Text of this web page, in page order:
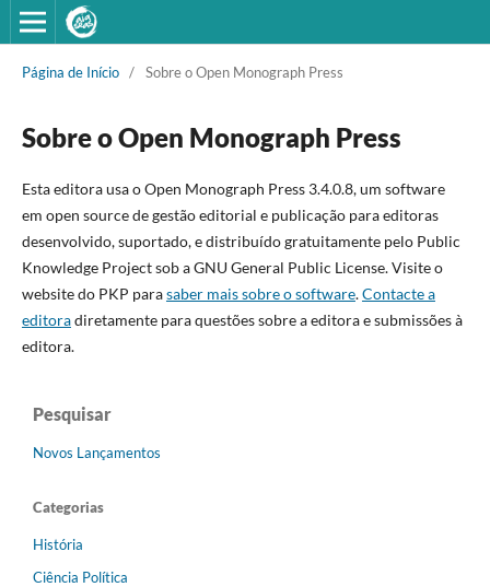
Página de Início / Sobre o Open Monograph Press
Sobre o Open Monograph Press
Esta editora usa o Open Monograph Press 3.4.0.8, um software
em open source de gestão editorial e publicação para editoras
desenvolvido, suportado, e distribuído gratuitamente pelo Public
Knowledge Project sob a GNU General Public License. Visite o
website do PKP parasaber mais sobre o software.Contacte a
editoradiretamente para questões sobre a editora e submissões à
editora.
Pesquisar
Novos Lançamentos
Categorias
História
Ciência Política